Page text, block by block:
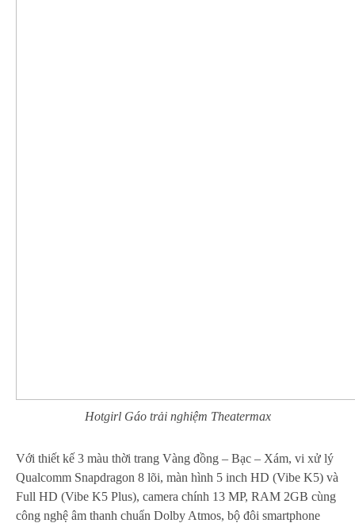
Hotgirl Gáo trải nghiệm Theatermax
Với thiết kế 3 màu thời trang Vàng đồng – Bạc – Xám, vi xử lý
Qualcomm Snapdragon 8 lõi, màn hình 5 inch HD (Vibe K5) và
Full HD (Vibe K5 Plus), camera chính 13 MP, RAM 2GB cùng
công nghệ âm thanh chuẩn Dolby Atmos, bộ đôi smartphone